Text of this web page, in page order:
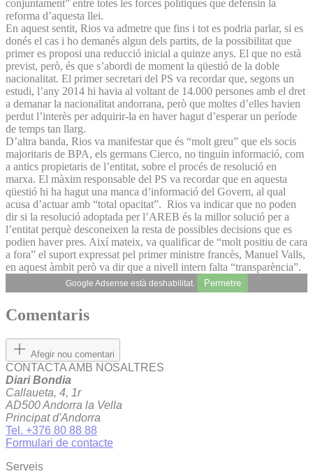
conjuntament” entre totes les forces polítiques que defensin la
reforma d’aquesta llei.
En aquest sentit, Rios va admetre que fins i tot es podria parlar, si es
donés el cas i ho demanés algun dels partits, de la possibilitat que
primer es proposi una reducció inicial a quinze anys. El que no està
previst, però, és que s’abordi de moment la qüestió de la doble
nacionalitat. El primer secretari del PS va recordar que, segons un
estudi, l’any 2014 hi havia al voltant de 14.000 persones amb el dret
a demanar la nacionalitat andorrana, però que moltes d’elles havien
perdut l’interès per adquirir-la en haver hagut d’esperar un període
de temps tan llarg.
D’altra banda, Rios va manifestar que és “molt greu” que els socis
majoritaris de BPA, els germans Cierco, no tinguin informació, com
a antics propietaris de l’entitat, sobre el procés de resolució en
marxa. El màxim responsable del PS va recordar que en aquesta
qüestió hi ha hagut una manca d’informació del Govern, al qual
acusa d’actuar amb “total opacitat”. Rios va indicar que no poden
dir si la resolució adoptada per l’AREB és la millor solució per a
l’entitat perquè desconeixen la resta de possibles decisions que es
podien haver pres. Així mateix, va qualificar de “molt positiu de cara
a fora” el suport expressat pel primer ministre francès, Manuel Valls,
en aquest àmbit però va dir que a nivell intern falta “transparència”.
Google Adsense està deshabilitat. Permetre
Comentaris
Afegir nou comentari
CONTACTA AMB NOSALTRES
Diari Bondia
Callaueta, 4, 1r
AD500 Andorra la Vella
Principat d'Andorra
Tel. +376 80 88 88
Formulari de contacte
Serveis